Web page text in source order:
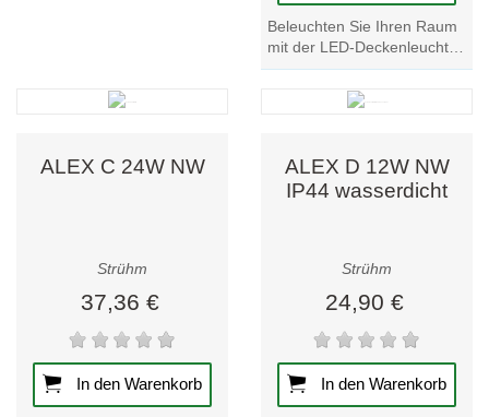
Beleuchten Sie Ihren Raum
mit der LED-Deckenleuchte
ALEX C 18W. Diese
wasserfeste Leuchte bietet
ALEX C 24W NW
Strühm
37,36 €
In den Warenkorb
ALEX D 12W NW
IP44 wasserdicht
Strühm
24,90 €
In den Warenkorb